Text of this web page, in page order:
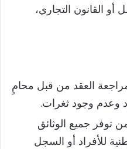
أو القانون التجاري،
العقد من قبل محامٍ
وعدم وجود ثغرات.
توفر جميع الوثائق
للأفراد أو السجل